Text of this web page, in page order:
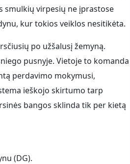
smulkių virpesių ne įprastose
kur tokios veiklos nesitikėta.
po užšalusį žemyną.
pusnyje. Vietoje to komanda
perdavimo mokymusi,
ieškojo skirtumo tarp
bangos sklinda tik per kietą
(DG).